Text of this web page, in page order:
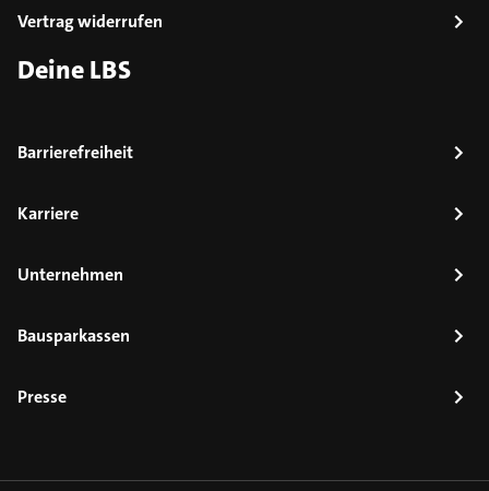
Vertrag widerrufen
Deine LBS
Barrierefreiheit
Karriere
Unternehmen
Bausparkassen
Presse